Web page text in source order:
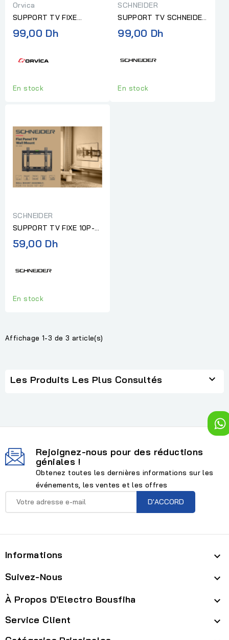
Orvica
SUPPORT TV FIXE
ORVICA DU 26P-55P
99,00 Dh
En stock
SCHNEIDER
SUPPORT TV SCHNEIDER
FIXE MM 26-65P
99,00 Dh
En stock
SCHNEIDER
SUPPORT TV FIXE 10P-
43P SCHNEIDER
59,00 Dh
En stock
Affichage 1-3 de 3 article(s)
Les Produits Les Plus Consultés 
Rejoignez-nous pour des réductions
géniales !
Obtenez toutes les dernières informations sur les
événements, les ventes et les offres
Informations 
Suivez-Nous 
À Propos D'Electro Bousfiha 
Service Client 